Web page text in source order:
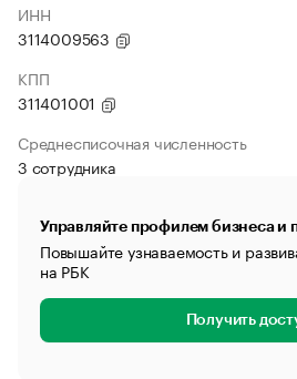
ИНН
3114009563
КПП
311401001
Среднесписочная численность
3 сотрудника
Управляйте профилем бизнеса и
Повышайте узнаваемость и
на РБК
Получить